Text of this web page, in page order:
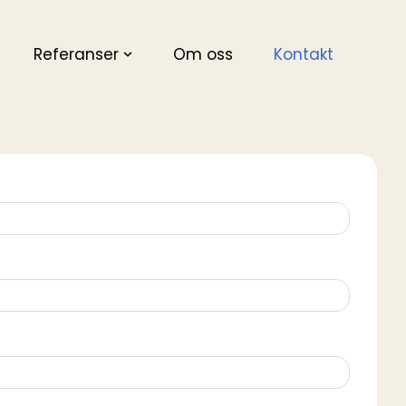
Referanser Om oss Kontakt